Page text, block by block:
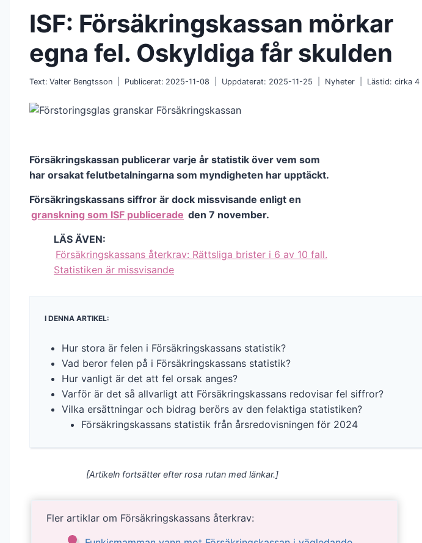
ISF: Försäkringskassan mörkar
egna fel. Oskyldiga får skulden
Text: Valter Bengtsson Publicerat: 2025-11-08 Uppdaterat: 2025-11-25 Nyheter Lästid: cirka 4
Försäkringskassan publicerar varje år statistik över vem som
har orsakat felutbetalningarna som myndigheten har upptäckt.
Försäkringskassans siffror är dock missvisande enligt en
granskning som ISF publicerade den 7 november.
LÄS ÄVEN:
Försäkringskassans återkrav: Rättsliga brister i 6 av 10 fall.
Statistiken är missvisande
I DENNA ARTIKEL:
Hur stora är felen i Försäkringskassans statistik?
Vad beror felen på i Försäkringskassans statistik?
Hur vanligt är det att fel orsak anges?
Varför är det så allvarligt att Försäkringskassans redovisar fel siffror?
Vilka ersättningar och bidrag berörs av den felaktiga statistiken?
Försäkringskassans statistik från årsredovisningen för 2024
[Artikeln fortsätter efter rosa rutan med länkar.]
Fler artiklar om Försäkringskassans återkrav: